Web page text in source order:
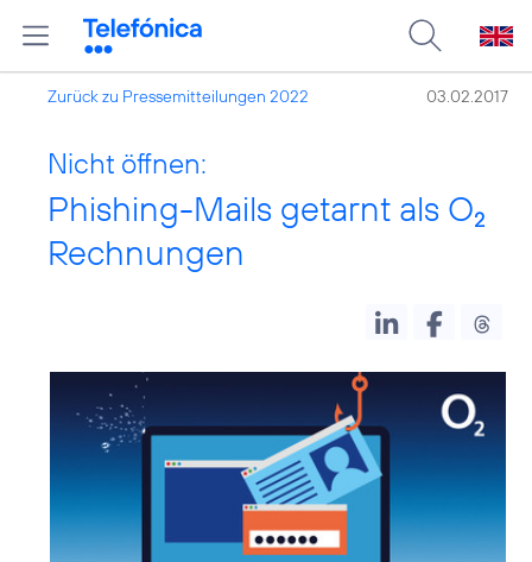
Zurück zu Pressemitteilungen 2022 03.02.2017
Nicht öffnen:
Phishing-Mails getarnt als O2
Rechnungen